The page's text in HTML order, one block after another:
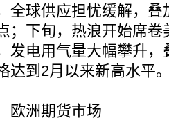
全球供应担忧缓解，
；下旬，热浪开始席
发电用气量大幅攀升
达到2月以来新高水平
洲期货市场